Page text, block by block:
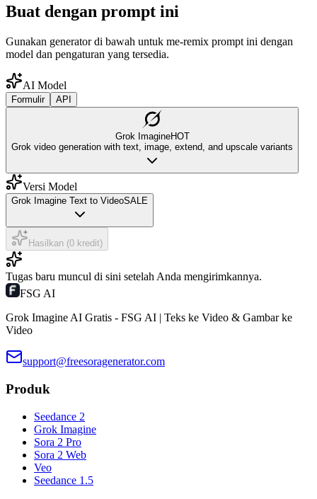
Buat dengan prompt ini
Gunakan generator di bawah untuk me-remix prompt ini dengan
model dan pengaturan yang tersedia.
AI Model
Formulir API
Grok ImagineHOT
Grok video generation with text, image, extend, and upscale variants
Versi Model
Grok Imagine Text to VideoSALE
Hasilkan (0 kredit)
Tugas baru muncul di sini setelah Anda mengirimkannya.
FSG AI
Grok Imagine AI Gratis - FSG AI | Teks ke Video & Gambar ke
Video
support@freesoragenerator.com
Produk
Seedance 2
Grok Imagine
Sora 2 Pro
Sora 2 Web
Veo
Seedance 1.5